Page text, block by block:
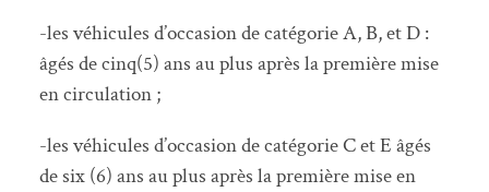
-les véhicules d’occasion de catégorie A, B, et D :
âgés de cinq(5) ans au plus après la première mise
en circulation ;
-les véhicules d’occasion de catégorie C et E âgés
de six (6) ans au plus après la première mise en